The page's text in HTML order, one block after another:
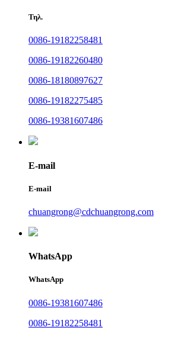
Τηλ.
0086-19182258481
0086-19182260480
0086-18180897627
0086-19182275485
0086-19381607486
E-mail
E-mail
chuangrong@cdchuangrong.com
WhatsApp
WhatsApp
0086-19381607486
0086-19182258481